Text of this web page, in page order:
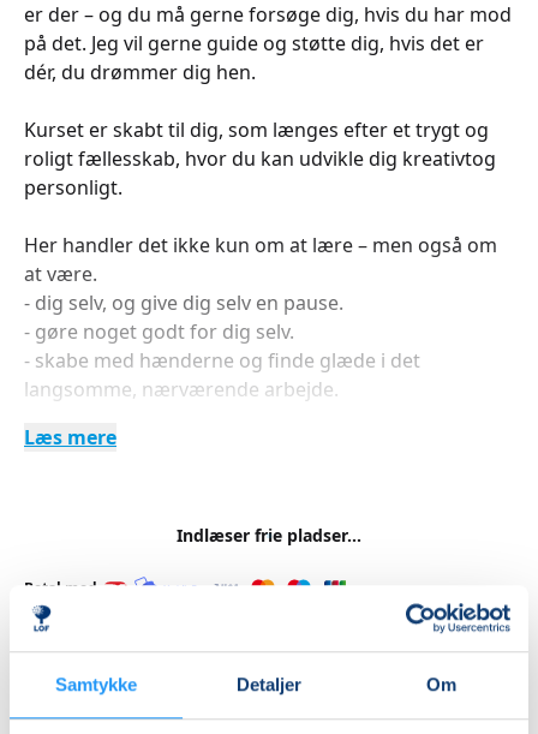
Samtykke Detaljer Om
er der – og du må gerne forsøge dig, hvis du har mod
på det. Jeg vil gerne guide og støtte dig, hvis det er
dér, du drømmer dig hen.
Kurset er skabt til dig, som længes efter et trygt og
roligt fællesskab, hvor du kan udvikle dig kreativtog
personligt.
Her handler det ikke kun om at lære – men også om
at være.
- dig selv, og give dig selv en pause.
- gøre noget godt for dig selv.
- skabe med hænderne og finde glæde i det
langsomme, nærværende arbejde.
Kort sagt; Langt væk fra hverdagens effektivitet og
Vi mødes i værkstedet hver tirsdag kl. 16:30–19:00 – i
Jeg glæder mig til, at vi skal skabe sammen.
NB! Der er begrænsede pladser.
Læs mere
Indlæser frie pladser...
Betal med